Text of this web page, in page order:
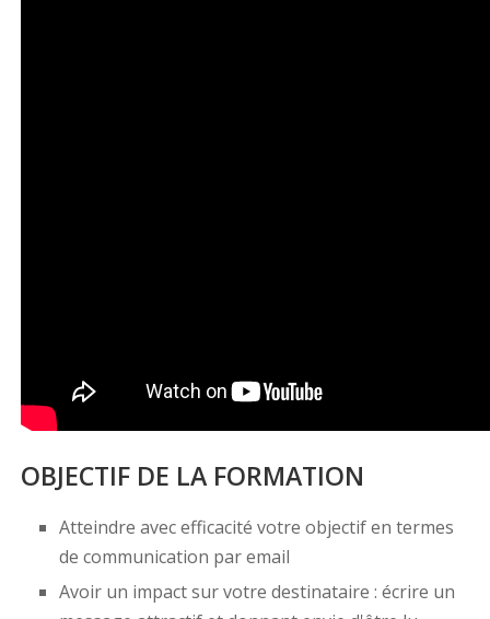
OBJECTIF DE LA FORMATION
Atteindre avec efficacité votre objectif en termes
de communication par email
Avoir un impact sur votre destinataire : écrire un